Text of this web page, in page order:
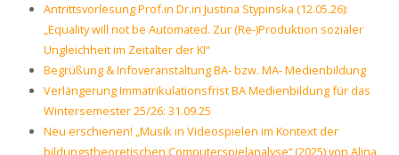
Antrittsvorlesung Prof.in Dr.in Justina Stypinska (12.05.26):
„Equality will not be Automated. Zur (Re-)Produktion sozialer
Ungleichheit im Zeitalter der KI“
Begrüßung & Infoveranstaltung BA- bzw. MA- Medienbildung
Verlängerung Immatrikulationsfrist BA Medienbildung für das
Wintersemester 25/26: 31.09.25
Neu erschienen! „Musik in Videospielen im Kontext der
bildungstheoretischen Computerspielanalyse“ (2025) von Alina